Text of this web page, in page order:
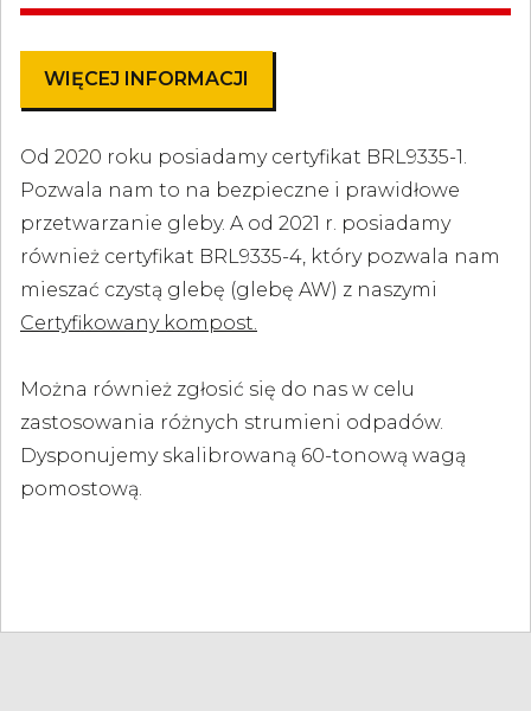
WIĘCEJ INFORMACJI
Od 2020 roku posiadamy certyfikat BRL9335-1.
Pozwala nam to na bezpieczne i prawidłowe
przetwarzanie gleby. A od 2021 r. posiadamy
również certyfikat BRL9335-4, który pozwala nam
mieszać czystą glebę (glebę AW) z naszymi
Certyfikowany kompost.
Można również zgłosić się do nas w celu
zastosowania różnych strumieni odpadów.
Dysponujemy skalibrowaną 60-tonową wagą
pomostową.